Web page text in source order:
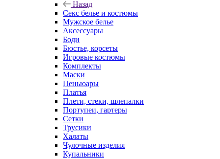
Назад
Секс белье и костюмы
Мужское белье
Аксессуары
Боди
Бюстье, корсеты
Игровые костюмы
Комплекты
Маски
Пеньюары
Платья
Плети, стеки, шлепалки
Портупеи, гартеры
Сетки
Трусики
Халаты
Чулочные изделия
Купальники